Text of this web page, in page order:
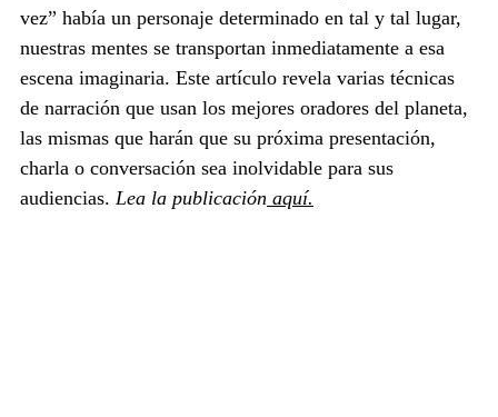
vez” había un personaje determinado en tal y tal lugar,
nuestras mentes se transportan inmediatamente a esa
escena imaginaria. Este artículo revela varias técnicas
de narración que usan los mejores oradores del planeta,
las mismas que harán que su próxima presentación,
charla o conversación sea inolvidable para sus
audiencias. Lea la publicación aquí.